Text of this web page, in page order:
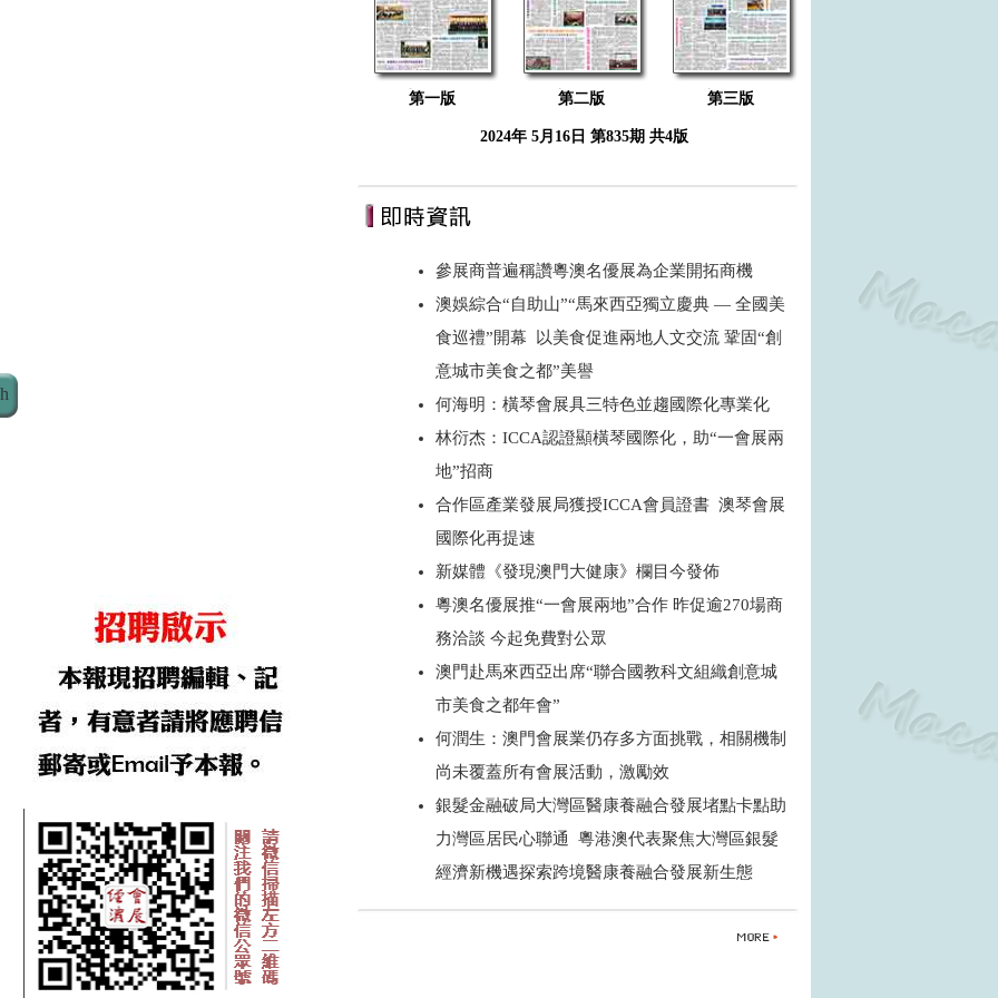
第一版 第二版 第三版
2024年 5月16日 第835期 共4版
參展商普遍稱讚粵澳名優展為企業開拓商機
澳娛綜合“自助山”“馬來西亞獨立慶典 — 全國美
食巡禮”開幕 以美食促進兩地人文交流 鞏固“創
意城市美食之都”美譽
何海明：橫琴會展具三特色並趨國際化專業化
林衍杰：ICCA認證顯橫琴國際化，助“一會展兩
地”招商
合作區產業發展局獲授ICCA會員證書 澳琴會展
國際化再提速
新媒體《發現澳門大健康》欄目今發佈
粵澳名優展推“一會展兩地”合作 昨促逾270場商
務洽談 今起免費對公眾
澳門赴馬來西亞出席“聯合國教科文組織創意城
市美食之都年會”
何潤生：澳門會展業仍存多方面挑戰，相關機制
尚未覆蓋所有會展活動，激勵效
銀髮金融破局大灣區醫康養融合發展堵點卡點助
力灣區居民心聯通 粵港澳代表聚焦大灣區銀髮
經濟新機遇探索跨境醫康養融合發展新生態